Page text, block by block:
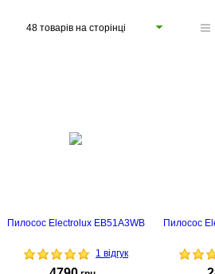
48 товарів на сторінці
Пилосос Electrolux EB51A3WB
1 відгук
Пилосос